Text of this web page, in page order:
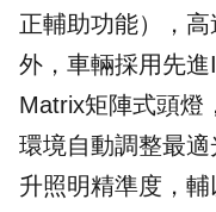
正輔助功能），
外，車輛採用先
Matrix矩陣式頭燈
環境自動調整最
升照明精準度，